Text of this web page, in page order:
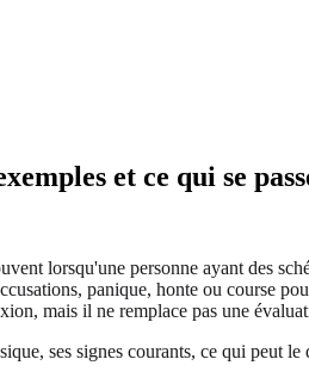
et ce qui se
lorsqu'une personne ayant des
panique, honte ou course
mais il ne remplace pas une
ses signes courants, ce qui peut